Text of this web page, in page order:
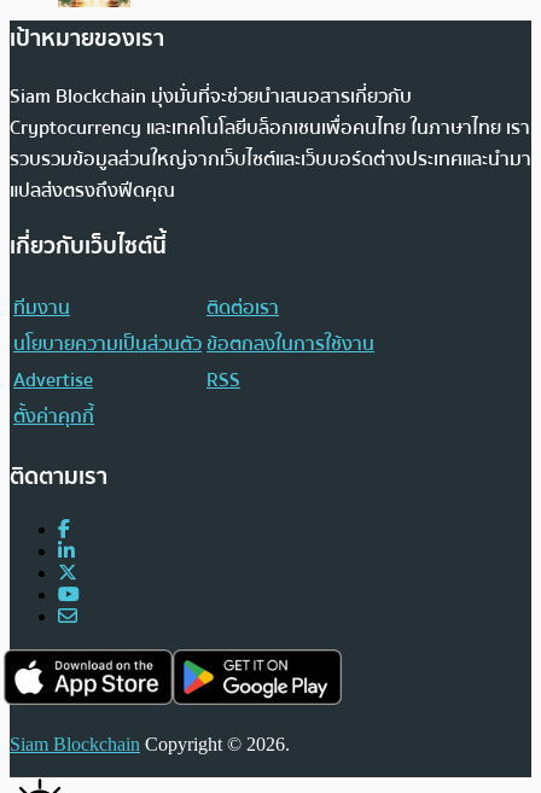
เป้าหมายของเรา
Siam Blockchain มุ่งมั่นที่จะช่วยนำเสนอสารเกี่ยวกับ
Cryptocurrency และเทคโนโลยีบล็อกเชนเพื่อคนไทย ในภาษาไทย เรา
รวบรวมข้อมูลส่วนใหญ่จากเว็บไซต์และเว็บบอร์ดต่างประเทศและนำมา
แปลส่งตรงถึงฟีดคุณ
เกี่ยวกับเว็บไซต์นี้
ทีมงาน
ติดต่อเรา
นโยบายความเป็นส่วนตัวข้อตกลงในการใช้งาน
Advertise
RSS
ตั้งค่าคุกกี้
ติดตามเรา
Siam Blockchain Copyright © 2026.